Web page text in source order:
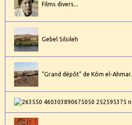
Films divers...
Gebel Silsileh
"Grand dépôt" de Kôm el-Ahmar.